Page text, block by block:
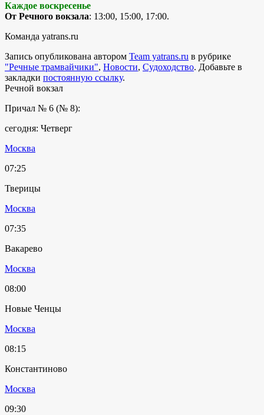
Каждое воскресенье
От Речного вокзала: 13:00, 15:00, 17:00.
Команда yatrans.ru
Запись опубликована автором Team yatrans.ru в рубрике
"Речные трамвайчики", Новости, Судоходство. Добавьте в
закладки постоянную ссылку.
Речной вокзал
Причал № 6 (№ 8):
сегодня: Четверг
Москва
07:25
Тверицы
Москва
07:35
Вакарево
Москва
08:00
Новые Ченцы
Москва
08:15
Константиново
Москва
09:30